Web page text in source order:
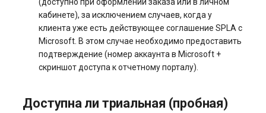
кабинете), за исключением случаев, когда у
клиента уже есть действующее соглашение SPLA с
Microsoft. В этом случае необходимо предоставить
подтверждение (номер аккаунта в Microsoft +
скриншот доступа к отчетному порталу).
Доступна ли триальная (пробная)